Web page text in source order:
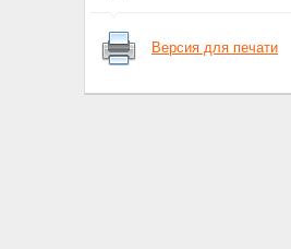
Версия для печати